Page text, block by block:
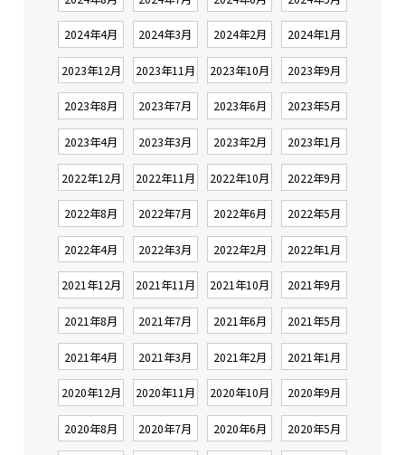
2024年4月 2024年3月 2024年2月 2024年1月
2023年12月 2023年11月 2023年10月 2023年9月
2023年8月 2023年7月 2023年6月 2023年5月
2023年4月 2023年3月 2023年2月 2023年1月
2022年12月 2022年11月 2022年10月 2022年9月
2022年8月 2022年7月 2022年6月 2022年5月
2022年4月 2022年3月 2022年2月 2022年1月
2021年12月 2021年11月 2021年10月 2021年9月
2021年8月 2021年7月 2021年6月 2021年5月
2021年4月 2021年3月 2021年2月 2021年1月
2020年12月 2020年11月 2020年10月 2020年9月
2020年8月 2020年7月 2020年6月 2020年5月